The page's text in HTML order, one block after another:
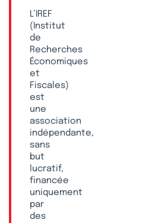
L’IREF
(Institut
de
Recherches
Économiques
et
Fiscales)
est
une
association
indépendante,
sans
but
lucratif,
financée
uniquement
par
des